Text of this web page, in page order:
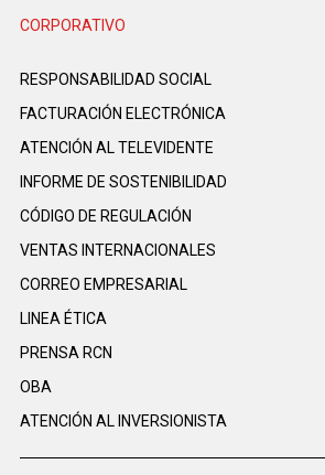
CORPORATIVO
RESPONSABILIDAD SOCIAL
FACTURACIÓN ELECTRÓNICA
ATENCIÓN AL TELEVIDENTE
INFORME DE SOSTENIBILIDAD
CÓDIGO DE REGULACIÓN
VENTAS INTERNACIONALES
CORREO EMPRESARIAL
LINEA ÉTICA
PRENSA RCN
OBA
ATENCIÓN AL INVERSIONISTA